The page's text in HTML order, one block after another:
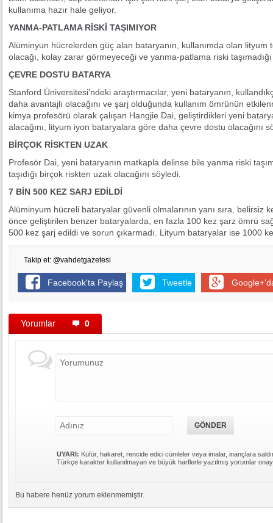
kullanıma hazır hale geliyor.
YANMA-PATLAMA RİSKİ TAŞIMIYOR
Alüminyun hücrelerden güç alan bataryanın, kullanımda olan
olacağı, kolay zarar görmeyeceği ve yanma-patlama riski
ÇEVRE DOSTU BATARYA
Stanford Üniversitesi'ndeki araştırmacılar, yeni bataryanın,
daha avantajlı olacağını ve şarj olduğunda kullanım ömrünün
kimya profesörü olarak çalışan Hangjie Dai, geliştirdikleri yeni
alacağını, lityum iyon bataryalara göre daha çevre dostu olacağını
BİRÇOK RİSKTEN UZAK
Profesör Dai, yeni bataryanın matkapla delinse bile yanma riski
taşıdığı birçok riskten uzak olacağını söyledi.
7 BİN 500 KEZ SARJ EDİLDİ
Alüminyum hücreli bataryalar güvenli olmalarının yanı sıra, belirsiz
önce geliştirilen benzer bataryalarda, en fazla 100 kez şarz ömrü
500 kez şarj edildi ve sorun çıkarmadı. Lityum bataryalar ise 1000
Takip et: @vahdetgazetesi
Facebook'ta Paylaş Tweetle
Yorumlar 0
UYARI: Küfür, hakaret, rencide edici cümleler veya imalar, inançlara
Türkçe karakter kullanılmayan ve büyük harflerle yazılmış yorumlar
Bu habere henüz yorum eklenmemiştir.